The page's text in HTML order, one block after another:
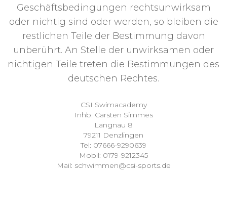
Geschäftsbedingungen rechtsunwirksam
oder nichtig sind oder werden, so bleiben die
restlichen Teile der Bestimmung davon
unberührt. An Stelle der unwirksamen oder
nichtigen Teile treten die Bestimmungen des
deutschen Rechtes.
CSI Swimacademy
Inhb. Carsten Simmes
Langnau 8
79211 Denzlingen
Tel: 07666-9290639
Mobil: 0179-9212345
Mail: schwimmen@csi-sports.de